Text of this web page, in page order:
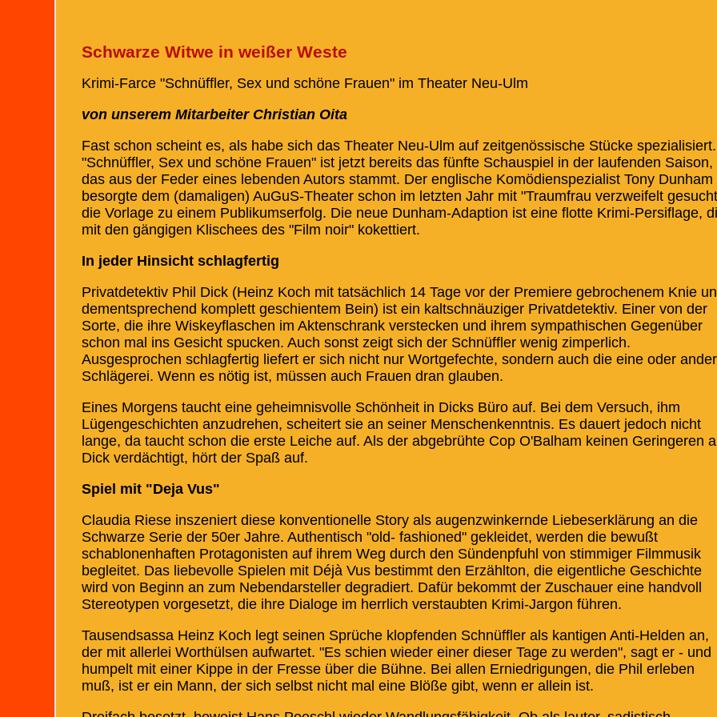
Schwarze Witwe in weißer Weste
Krimi-Farce "Schnüffler, Sex und schöne Frauen" im Theater Neu-Ulm
von unserem Mitarbeiter Christian Oita
Fast schon scheint es, als habe sich das Theater Neu-Ulm auf zeitgenössische Stücke spezialisiert.
"Schnüffler, Sex und schöne Frauen" ist jetzt bereits das fünfte Schauspiel in der laufenden Saison,
das aus der Feder eines lebenden Autors stammt. Der englische Komödienspezialist Tony Dunham
besorgte dem (damaligen) AuGuS-Theater schon im letzten Jahr mit "Traumfrau verzweifelt
die Vorlage zu einem Publikumserfolg. Die neue Dunham-Adaption ist eine flotte Krimi-Persiflage,
mit den gängigen Klischees des "Film noir" kokettiert.
In jeder Hinsicht schlagfertig
Privatdetektiv Phil Dick (Heinz Koch mit tatsächlich 14 Tage vor der Premiere gebrochenem Knie
dementsprechend komplett geschientem Bein) ist ein kaltschnäuziger Privatdetektiv. Einer von der
Sorte, die ihre Wiskeyflaschen im Aktenschrank verstecken und ihrem sympathischen Gegenüber
schon mal ins Gesicht spucken. Auch sonst zeigt sich der Schnüffler wenig zimperlich.
Ausgesprochen schlagfertig liefert er sich nicht nur Wortgefechte, sondern auch die eine oder
Schlägerei. Wenn es nötig ist, müssen auch Frauen dran glauben.
Eines Morgens taucht eine geheimnisvolle Schönheit in Dicks Büro auf. Bei dem Versuch, ihm
Lügengeschichten anzudrehen, scheitert sie an seiner Menschenkenntnis. Es dauert jedoch nicht
lange, da taucht schon die erste Leiche auf. Als der abgebrühte Cop O'Balham keinen Geringeren
Dick verdächtigt, hört der Spaß auf.
Spiel mit "Deja Vus"
Claudia Riese inszeniert diese konventionelle Story als augenzwinkernde Liebeserklärung an die
Schwarze Serie der 50er Jahre. Authentisch "old- fashioned" gekleidet, werden die bewußt
schablonenhaften Protagonisten auf ihrem Weg durch den Sündenpfuhl von stimmiger Filmmusik
begleitet. Das liebevolle Spielen mit Déjà Vus bestimmt den Erzählton, die eigentliche Geschichte
wird von Beginn an zum Nebendarsteller degradiert. Dafür bekommt der Zuschauer eine handvoll
Stereotypen vorgesetzt, die ihre Dialoge im herrlich verstaubten Krimi-Jargon führen.
Tausendsassa Heinz Koch legt seinen Sprüche klopfenden Schnüffler als kantigen Anti-Helden an,
der mit allerlei Worthülsen aufwartet. "Es schien wieder einer dieser Tage zu werden", sagt er - und
humpelt mit einer Kippe in der Fresse über die Bühne. Bei allen Erniedrigungen, die Phil erleben
muß, ist er ein Mann, der sich selbst nicht mal eine Blöße gibt, wenn er allein ist.